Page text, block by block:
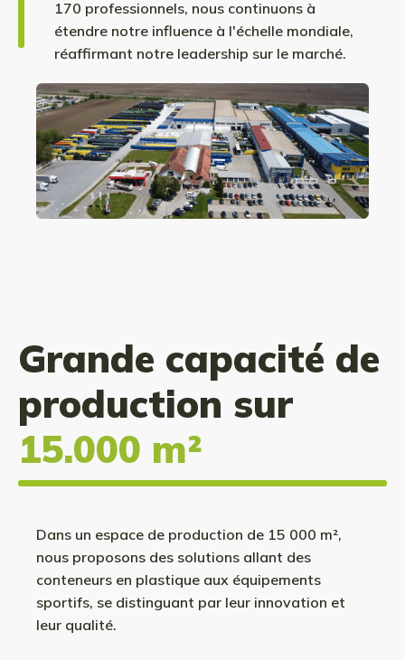
170 professionnels, nous continuons à
étendre notre influence à l'échelle mondiale,
réaffirmant notre leadership sur le marché.
Grande capacité de
production sur
15.000 m²
Dans un espace de production de 15 000 m²,
nous proposons des solutions allant des
conteneurs en plastique aux équipements
sportifs, se distinguant par leur innovation et
leur qualité.